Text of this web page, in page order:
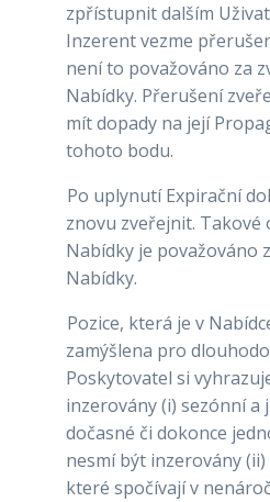
zpřístupnit dalším
Inzerent vezme
není to považováno za
Nabídky. Přerušení
mít dopady na její
tohoto bodu.
Po uplynutí Expirační
znovu zveřejnit.
Nabídky je považováno
Nabídky.
Pozice, která je v
zamýšlena pro
Poskytovatel si
inzerovány (i) sezónní
dočasné či dokonce
nesmí být inzerovány (ii)
které spočívají v